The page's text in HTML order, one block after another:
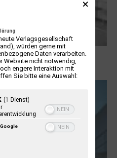
Todestag. Von
Himbeersaft
Verlagsgesellschaft
würden gerne mit
Daten verarbeiten.
Website nicht notwendig,
engere Interaktion mit
Sie bitte eine Auswahl:
(1 Dienst)